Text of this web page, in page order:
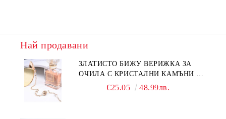
Най продавани
ЗЛАТИСТО БИЖУ ВЕРИЖКА ЗА
ОЧИЛА С КРИСТАЛНИ КАМЪНИ И
€25.05 48.99лв.